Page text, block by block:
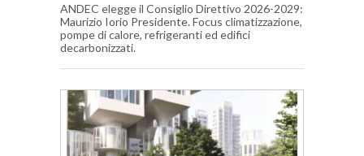
ANDEC elegge il Consiglio Direttivo 2026-2029:
Maurizio Iorio Presidente. Focus climatizzazione,
pompe di calore, refrigeranti ed edifici
decarbonizzati.